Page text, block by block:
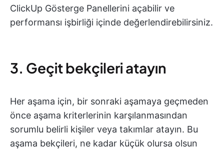
ClickUp Gösterge Panellerini açabilir ve
performansı işbirliği içinde değerlendirebilirsiniz.
3. Geçit bekçileri atayın
Her aşama için, bir sonraki aşamaya geçmeden
önce aşama kriterlerinin karşılanmasından
sorumlu belirli kişiler veya takımlar atayın. Bu
aşama bekçileri, ne kadar küçük olursa olsun